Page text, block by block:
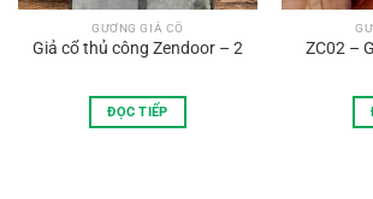
GƯƠNG GIẢ CỔ
Giả cổ thủ công Zendoor – 2
ĐỌC TIẾP
ZC02 –